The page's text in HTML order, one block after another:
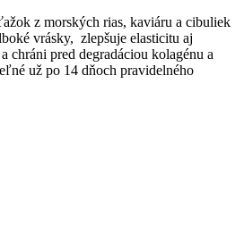
z morských rias, kaviáru a cibuliek
vrásky, zlepšuje elasticitu aj
chráni pred degradáciou kolagénu a
už po 14 dňoch pravidelného